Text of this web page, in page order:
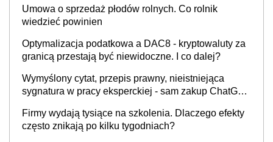
Umowa o sprzedaż płodów rolnych. Co rolnik
wiedzieć powinien
Optymalizacja podatkowa a DAC8 - kryptowaluty za
granicą przestają być niewidoczne. I co dalej?
Wymyślony cytat, przepis prawny, nieistniejąca
sygnatura w pracy eksperckiej - sam zakup ChatGPT
Firmy wydają tysiące na szkolenia. Dlaczego efekty
często znikają po kilku tygodniach?